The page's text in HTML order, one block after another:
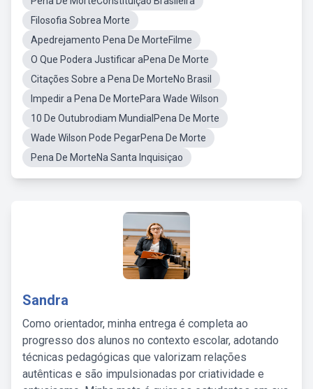
Filosofia Sobrea Morte
Apedrejamento Pena De MorteFilme
O Que Podera Justificar aPena De Morte
Citações Sobre a Pena De MorteNo Brasil
Impedir a Pena De MortePara Wade Wilson
10 De Outubrodiam MundialPena De Morte
Wade Wilson Pode PegarPena De Morte
Pena De MorteNa Santa Inquisiçao
Sandra
Como orientador, minha entrega é completa ao
progresso dos alunos no contexto escolar, adotando
técnicas pedagógicas que valorizam relações
autênticas e são impulsionadas por criatividade e